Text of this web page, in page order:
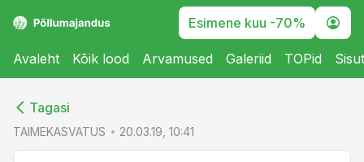
Esimene kuu -70%
Avaleht Kõik lood Arvamused Galeriid TOPid
Tagasi
TAIMEKASVATUS 20.03.19, 10:41